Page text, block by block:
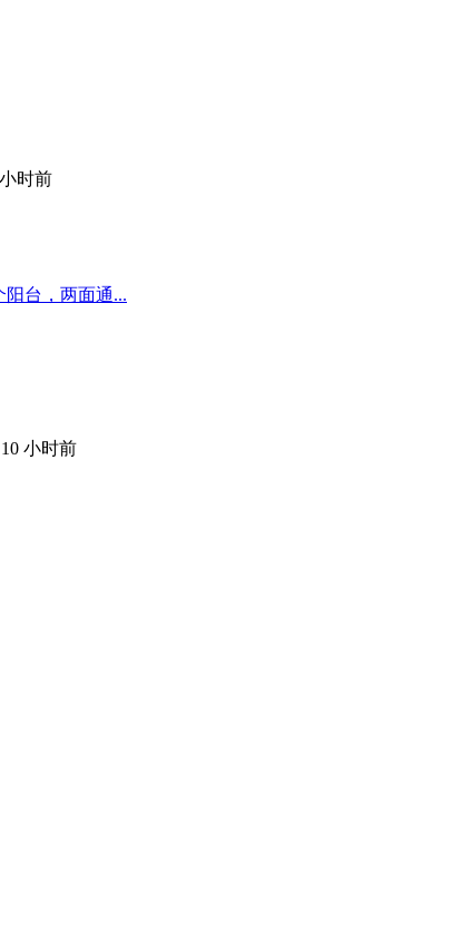
时前
阳台，两面通...
10 小时前